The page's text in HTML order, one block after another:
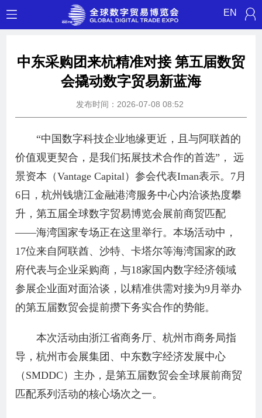
EN
中东采购团来杭精准对接 第五届数贸
会撬动数字贸易新蓝海
发布时间：2026-07-08 08:52
“中国数字科技企业地缘更近，且与阿联酋的
价值观更契合，是我们拓展技术合作的首选”， 远
景资本（Vantage Capital）参会代表Iman表示。7月
6日，杭州钱塘江金融港湾服务中心内洽谈热度攀
升，第五届全球数字贸易博览会展前商贸匹配
——海湾国家专场正在这里举行。本场活动中，
17位来自阿联酋、沙特、卡塔尔等海湾国家的政
府代表与企业采购商，与18家国内数字经济领域
参展企业面对面洽谈，以精准供需对接为9月举办
的第五届数贸会提前攒下务实合作的势能。
本次活动由浙江省商务厅、杭州市商务局指
导，杭州市会展集团、中东数字经济发展中心
（SMDDC）主办，是第五届数贸会全球展前商贸
匹配系列活动的核心场次之一。